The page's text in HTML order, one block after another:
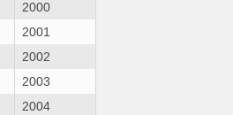
2000
2001
2002
2003
2004